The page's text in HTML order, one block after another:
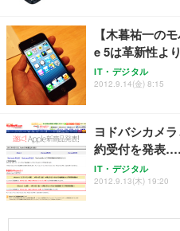
ト 幅52×奥行
勤務 ブラック
￥4,139
像低減 (3年保証
￥34,980
￥3,731
【木暮祐一の
e 5は革新性よ
IT・デジタル
2012.9.14(金) 8:15
ヨドバシカメ
約受付を発表
IT・デジタル
2012.9.13(木) 19:20